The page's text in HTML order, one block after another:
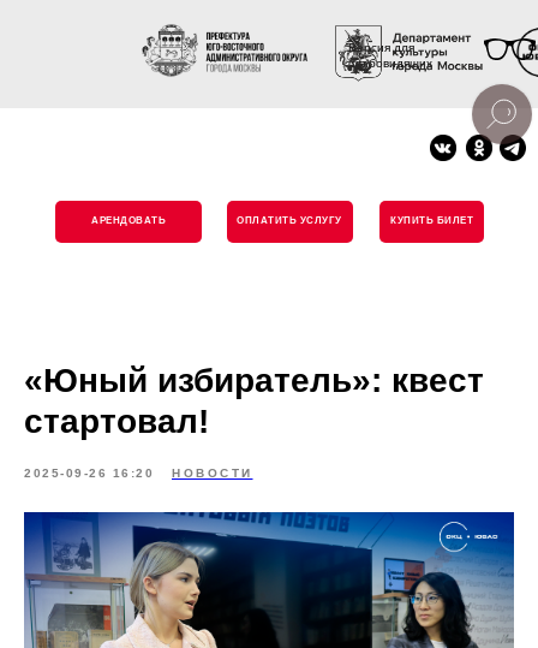
Версия для
слабовидящих
КУПИТЬ БИЛЕТ
АРЕНДОВАТЬ ОПЛАТИТЬ УСЛУГУ
«Юный избиратель»: квест
стартовал!
2025-09-26 16:20 НОВОСТИ